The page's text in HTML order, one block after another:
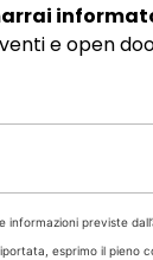
e open
previste
esprimo il pieno